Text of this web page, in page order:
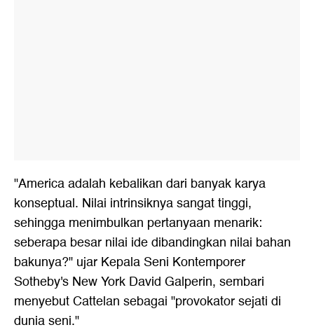
"America adalah kebalikan dari banyak karya
konseptual. Nilai intrinsiknya sangat tinggi,
sehingga menimbulkan pertanyaan menarik:
seberapa besar nilai ide dibandingkan nilai bahan
bakunya?" ujar Kepala Seni Kontemporer
Sotheby's New York David Galperin, sembari
menyebut Cattelan sebagai "provokator sejati di
dunia seni."